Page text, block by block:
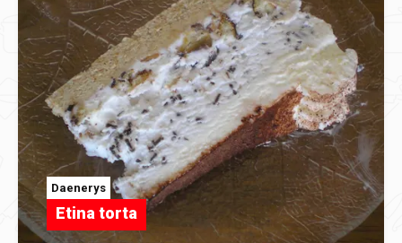
Daenerys
Etina torta